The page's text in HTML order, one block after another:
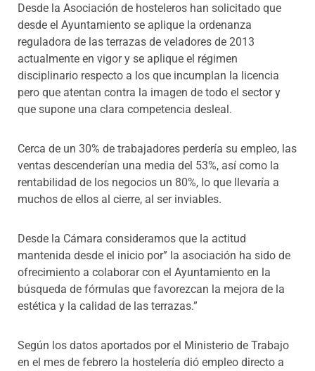
Desde la Asociación de hosteleros han solicitado que
desde el Ayuntamiento se aplique la ordenanza
reguladora de las terrazas de veladores de 2013
actualmente en vigor y se aplique el régimen
disciplinario respecto a los que incumplan la licencia
pero que atentan contra la imagen de todo el sector y
que supone una clara competencia desleal.
Cerca de un 30% de trabajadores perdería su empleo, las
ventas descenderían una media del 53%, así como la
rentabilidad de los negocios un 80%, lo que llevaría a
muchos de ellos al cierre, al ser inviables.
Desde la Cámara consideramos que la actitud
mantenida desde el inicio por” la asociación ha sido de
ofrecimiento a colaborar con el Ayuntamiento en la
búsqueda de fórmulas que favorezcan la mejora de la
estética y la calidad de las terrazas.”
Según los datos aportados por el Ministerio de Trabajo
en el mes de febrero la hostelería dió empleo directo a